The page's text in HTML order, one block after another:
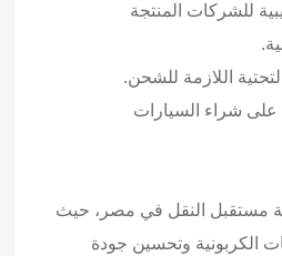
للشركات المنتجة
اللازمة للشحن.
على شراء السيارات
مستقبل النقل في مصر، حيث
الكربونية وتحسين جودة